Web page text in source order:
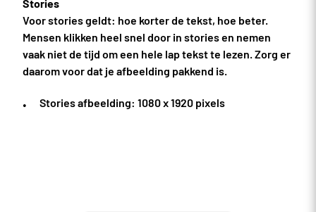
Stories
Voor stories geldt: hoe korter de tekst, hoe beter.
Mensen klikken heel snel door in stories en nemen
vaak niet de tijd om een hele lap tekst te lezen. Zorg er
daarom voor dat je afbeelding pakkend is.
Stories afbeelding: 1080 x 1920 pixels